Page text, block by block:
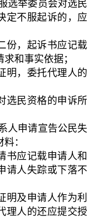
定不服起诉的，应
，起诉书应记载
和事实依据；
，委托代理人的
民资格的申诉所
人申请宣告公民失
：
应记载申请人和
请人失踪或下落不
及申请人作为利
理人的还应提交授